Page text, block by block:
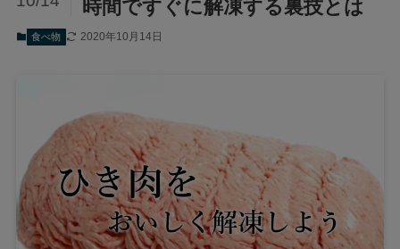
時間ですぐに解凍する裏技とは
食べ物 2020年10月14日